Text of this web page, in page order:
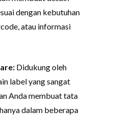
dengan kebutuhan
atau informasi
Didukung oleh
label yang sangat
Anda membuat tata
dalam beberapa